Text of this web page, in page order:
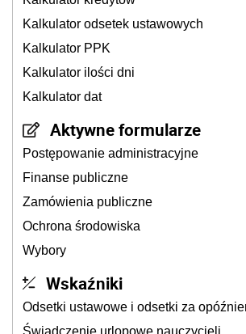
Kalkulator odsetek ustawowych
Kalkulator PPK
Kalkulator ilości dni
Kalkulator dat
Aktywne formularze
Postępowanie administracyjne
Finanse publiczne
Zamówienia publiczne
Ochrona środowiska
Wybory
Wskaźniki
Odsetki ustawowe i odsetki za
Świadczenie urlopowe nauczycieli